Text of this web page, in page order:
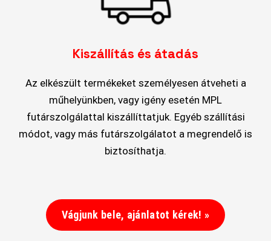
Kiszállítás és átadás
Az elkészült termékeket személyesen átveheti a
műhelyünkben, vagy igény esetén MPL
futárszolgálattal kiszállíttatjuk. Egyéb szállítási
módot, vagy más futárszolgálatot a megrendelő is
biztosíthatja.
Vágjunk bele, ajánlatot kérek! »